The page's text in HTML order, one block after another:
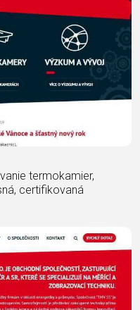
termokamier,
certifikovaná